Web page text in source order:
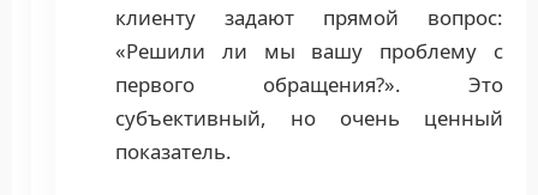
клиенту задают прямой вопрос:
«Решили ли мы вашу проблему с
первого обращения?». Это
субъективный, но очень ценный
показатель.